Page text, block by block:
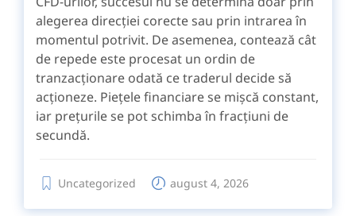
alegerea direcției corecte sau prin intrarea în
momentul potrivit. De asemenea, contează cât
de repede este procesat un ordin de
tranzacționare odată ce traderul decide să
acționeze. Piețele financiare se mișcă constant,
iar prețurile se pot schimba în fracțiuni de
secundă.
Uncategorized august 4, 2026